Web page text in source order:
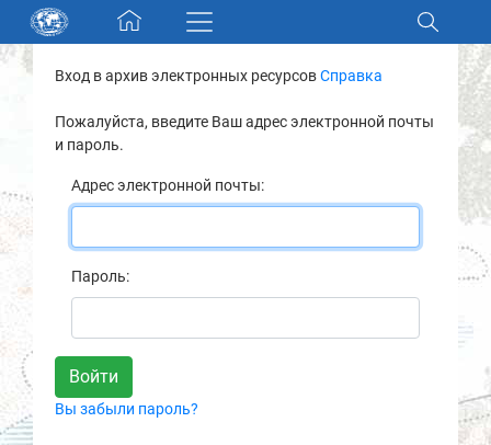
Skip navigation
Разделы и коллекции
Электронный каталог
Новости
О нас
Контакты
Партнеры
Вход в архив электронных ресурсовСправка
Пожалуйста, введите Ваш адрес электронной почты
и пароль.
Адрес электронной почты:
Пароль:
Вы забыли пароль?